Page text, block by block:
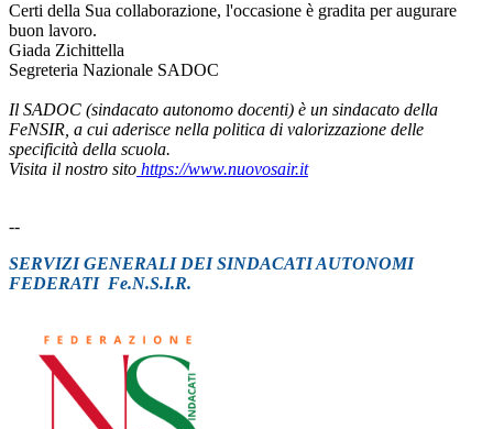
Certi della Sua collaborazione, l'occasione è gradita per augurare
buon lavoro.
Giada Zichittella
Segreteria Nazionale SADOC
Il SADOC (sindacato autonomo docenti) è un sindacato della
FeNSIR, a cui aderisce nella politica di valorizzazione delle
specificità della scuola.
Visita il nostro sito https://www.nuovosair.it
--
SERVIZI GENERALI DEI SINDACATI AUTONOMI
FEDERATI Fe.N.S.I.R.